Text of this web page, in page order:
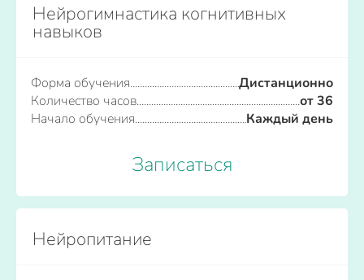
Нейрогимнастика когнитивных
навыков
Форма обучения
Дистанционно
Количество часов
от 36
Начало обучения
Каждый день
Записаться
Нейропитание